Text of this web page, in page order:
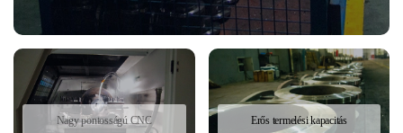
Nagy pontosságú CNC Erős termelési kapacitás